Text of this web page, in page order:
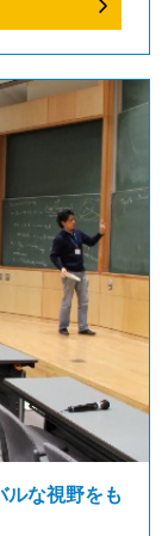
ルな視野をも